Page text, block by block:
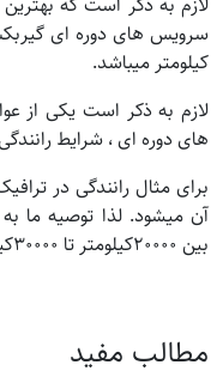
کیلومتر میباشد.
لازم به ذکر است یکی از
های دوره‌ ای ، شرایط
برای مثال رانندگی در
آن میشود. لذا توصیه ما
بین ۲۰۰۰۰کیلومتر تا ۳۰۰۰۰کیلومتر میباشد.
مطالب مفید